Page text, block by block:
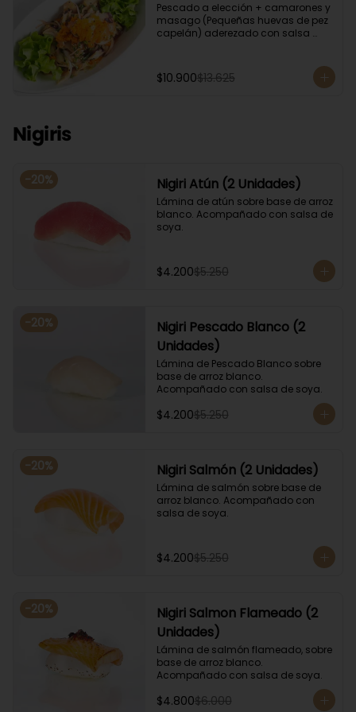
Pescado a elección + camarones y
masago (Pequeñas huevas de pez
capelán) aderezado con salsa
$10.900$13.625
Nigiris
-20% Nigiri Atún (2 Unidades)
Lámina de atún sobre base de arroz
blanco. Acompañado con salsa de
soya.
$4.200$5.250
-20%
Nigiri Pescado Blanco (2
Unidades)
Lámina de Pescado Blanco sobre
base de arroz blanco.
Acompañado con salsa de soya.
$4.200$5.250
-20% Nigiri Salmón (2 Unidades)
Lámina de salmón sobre base de
arroz blanco. Acompañado con
salsa de soya.
$4.200$5.250
-20%
Nigiri Salmon Flameado (2
Unidades)
Lámina de salmón flameado, sobre
base de arroz blanco.
Acompañado con salsa de soya.
$4.800$6.000